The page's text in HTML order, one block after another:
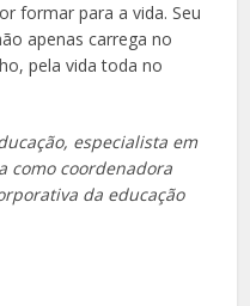
formar para a vida. Seu
apenas carrega no
pela vida toda no
especialista em
como coordenadora
da educação